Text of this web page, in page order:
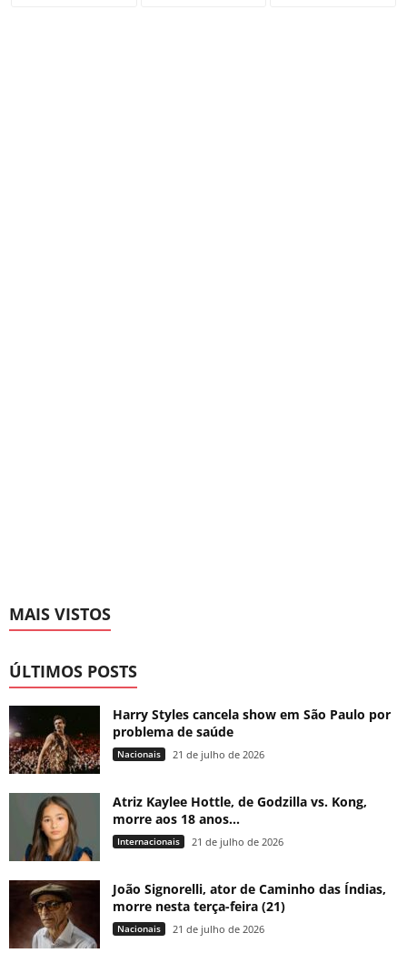
MAIS VISTOS
ÚLTIMOS POSTS
Harry Styles cancela show em São Paulo por
problema de saúde
Nacionais 21 de julho de 2026
Atriz Kaylee Hottle, de Godzilla vs. Kong,
morre aos 18 anos...
Internacionais 21 de julho de 2026
João Signorelli, ator de Caminho das Índias,
morre nesta terça-feira (21)
Nacionais 21 de julho de 2026